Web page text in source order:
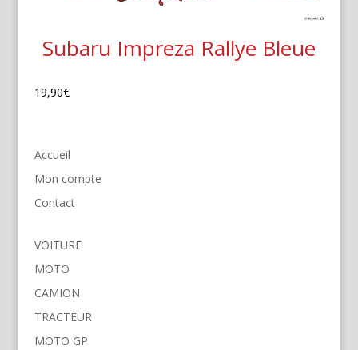
Subaru Impreza Rallye Bleue
19,90€
Accueil
Mon compte
Contact
VOITURE
MOTO
CAMION
TRACTEUR
MOTO GP